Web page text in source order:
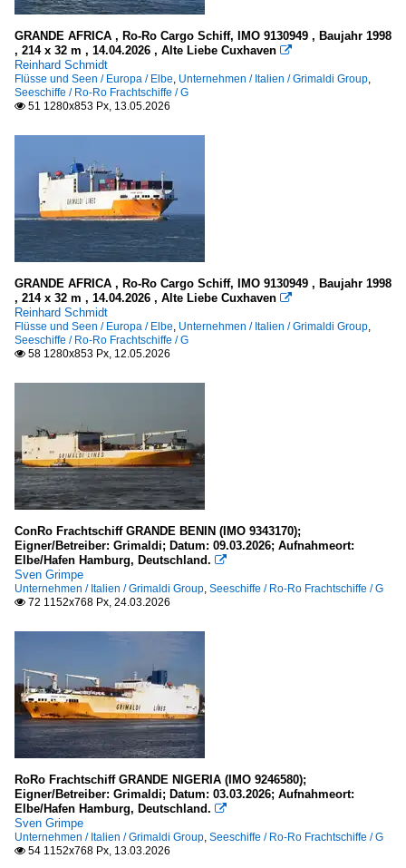
GRANDE AFRICA , Ro-Ro Cargo Schiff, IMO 9130949 , Baujahr 1998
, 214 x 32 m , 14.04.2026 , Alte Liebe Cuxhaven 
Reinhard Schmidt
Flüsse und Seen / Europa / Elbe, Unternehmen / Italien / Grimaldi Group,
Seeschiffe / Ro-Ro Frachtschiffe / G
 51 1280x853 Px, 13.05.2026
GRANDE AFRICA , Ro-Ro Cargo Schiff, IMO 9130949 , Baujahr 1998
, 214 x 32 m , 14.04.2026 , Alte Liebe Cuxhaven 
Reinhard Schmidt
Flüsse und Seen / Europa / Elbe, Unternehmen / Italien / Grimaldi Group,
Seeschiffe / Ro-Ro Frachtschiffe / G
 58 1280x853 Px, 12.05.2026
ConRo Frachtschiff GRANDE BENIN (IMO 9343170);
Eigner/Betreiber: Grimaldi; Datum: 09.03.2026; Aufnahmeort:
Elbe/Hafen Hamburg, Deutschland. 
Sven Grimpe
Unternehmen / Italien / Grimaldi Group, Seeschiffe / Ro-Ro Frachtschiffe / G
 72 1152x768 Px, 24.03.2026
RoRo Frachtschiff GRANDE NIGERIA (IMO 9246580);
Eigner/Betreiber: Grimaldi; Datum: 03.03.2026; Aufnahmeort:
Elbe/Hafen Hamburg, Deutschland. 
Sven Grimpe
Unternehmen / Italien / Grimaldi Group, Seeschiffe / Ro-Ro Frachtschiffe / G
 54 1152x768 Px, 13.03.2026